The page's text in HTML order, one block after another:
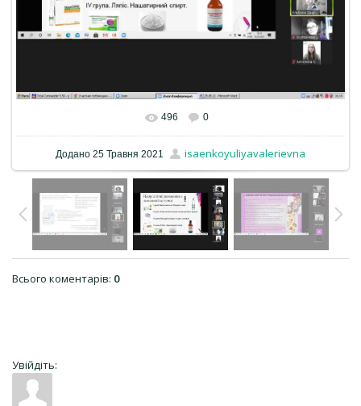
496 0
Додано 25 Травня 2021 isaenkoyuliyavalerievna
Всього коментарів: 0
Увійдіть: